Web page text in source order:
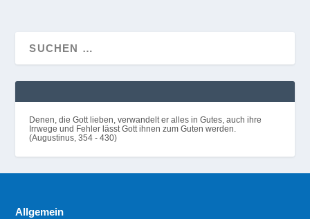
Denen, die Gott lieben, verwandelt er alles in Gutes, auch ihre
Irrwege und Fehler lässt Gott ihnen zum Guten werden.
(Augustinus, 354 - 430)
Allgemein